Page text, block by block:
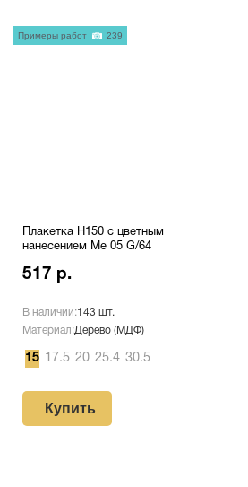
Плакетка H150 с цветным
нанесением Me 05 G/64
517 р.
В наличии:143 шт.
Материал:Дерево (МДФ)
15 17.5 20 25.4 30.5
Купить
Примеры работ 239